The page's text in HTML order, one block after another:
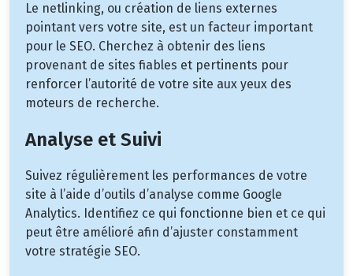
Le netlinking, ou création de liens externes
pointant vers votre site, est un facteur important
pour le SEO. Cherchez à obtenir des liens
provenant de sites fiables et pertinents pour
renforcer l’autorité de votre site aux yeux des
moteurs de recherche.
Analyse et Suivi
Suivez régulièrement les performances de votre
site à l’aide d’outils d’analyse comme Google
Analytics. Identifiez ce qui fonctionne bien et ce qui
peut être amélioré afin d’ajuster constamment
votre stratégie SEO.